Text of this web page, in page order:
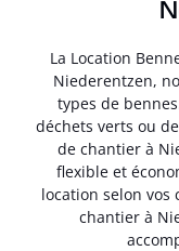
La Location
Niederentzen,
types de
déchets verts ou
de chantier à
flexible et
location selon vos
chantier à